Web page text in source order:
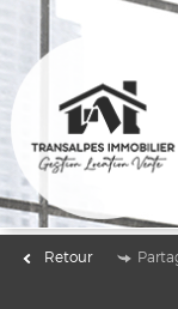
Retour